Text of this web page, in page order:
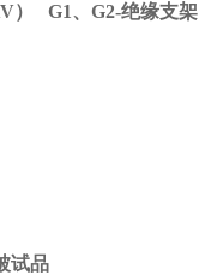
） G1、G2-绝缘支架
试品